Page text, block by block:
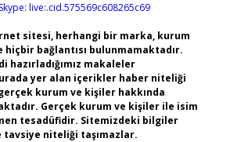
Skype: live:.cid.575569c608265c69
sitesi, herhangi bir marka, kurum
hiçbir bağlantısı bulunmamaktadır.
hazırladığımız makaleler
yer alan içerikler haber niteliği
kurum ve kişiler hakkında
Gerçek kurum ve kişiler ile isim
tesadüfidir. Sitemizdeki bilgiler
niteliği taşımazlar.